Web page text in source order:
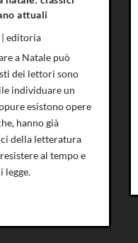
attuali
|editoria
a Natale può
dei lettori sono
individuare un
esistono opere
hanno già
della letteratura
al tempo e
legge.